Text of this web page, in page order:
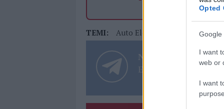
Opted
Google
I want
web or
I want
TEMI: Auto Elettriche Sardegna
Notizie in tempo
Entra nel canale